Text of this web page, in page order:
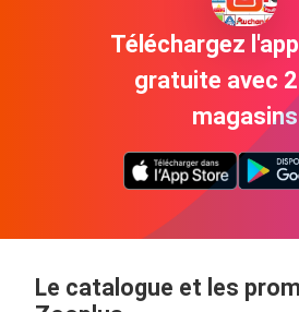
Téléchargez
gratuite avec
magasins
Le catalogue et les